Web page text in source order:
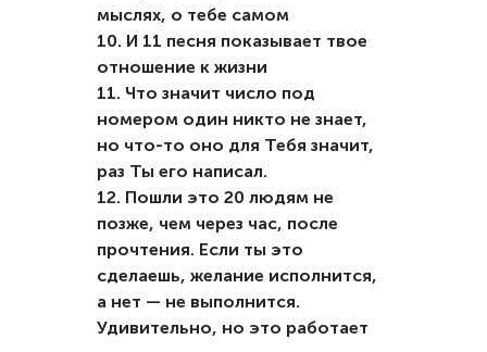
мыслях, о тебе самом
10. И 11 песня показывает твое
отношение к жизни
11. Что значит число под
номером один никто не знает,
но что-то оно для Тебя значит,
раз Ты его написал.
12. Пошли это 20 людям не
позже, чем через час, после
прочтения. Если ты это
сделаешь, желание исполнится,
а нет — не выполнится.
Удивительно, но это работает